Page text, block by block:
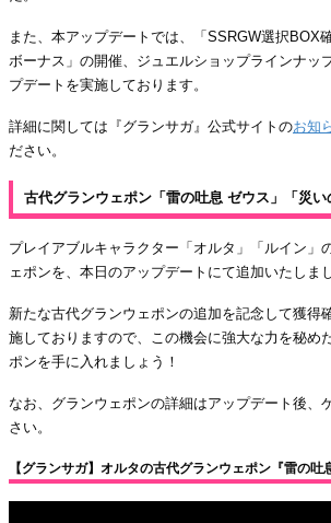
また、本アップデートでは、「SSRGW選択BOX
ボーナス」の開催、ジュエルショップラインナッ
プデートを実施しております。
詳細に関しては『グランサガ』公式サイトのお知
ださい。
古代グランウェポン「雷の吐息 ゼウス」「災い
プレイアブルキャラクター「オルタ」「ルイン」
ェポンを、本日のアップデートにて追加いたしま
新たな古代グランウェポンの追加を記念して獲得
施しておりますので、この機会に強大な力を秘め
ポンを手に入れましょう！
なお、グランウェポンの詳細はアップデート後、
さい。
【グランサガ】オルタの古代グランウェポン『雷の吐